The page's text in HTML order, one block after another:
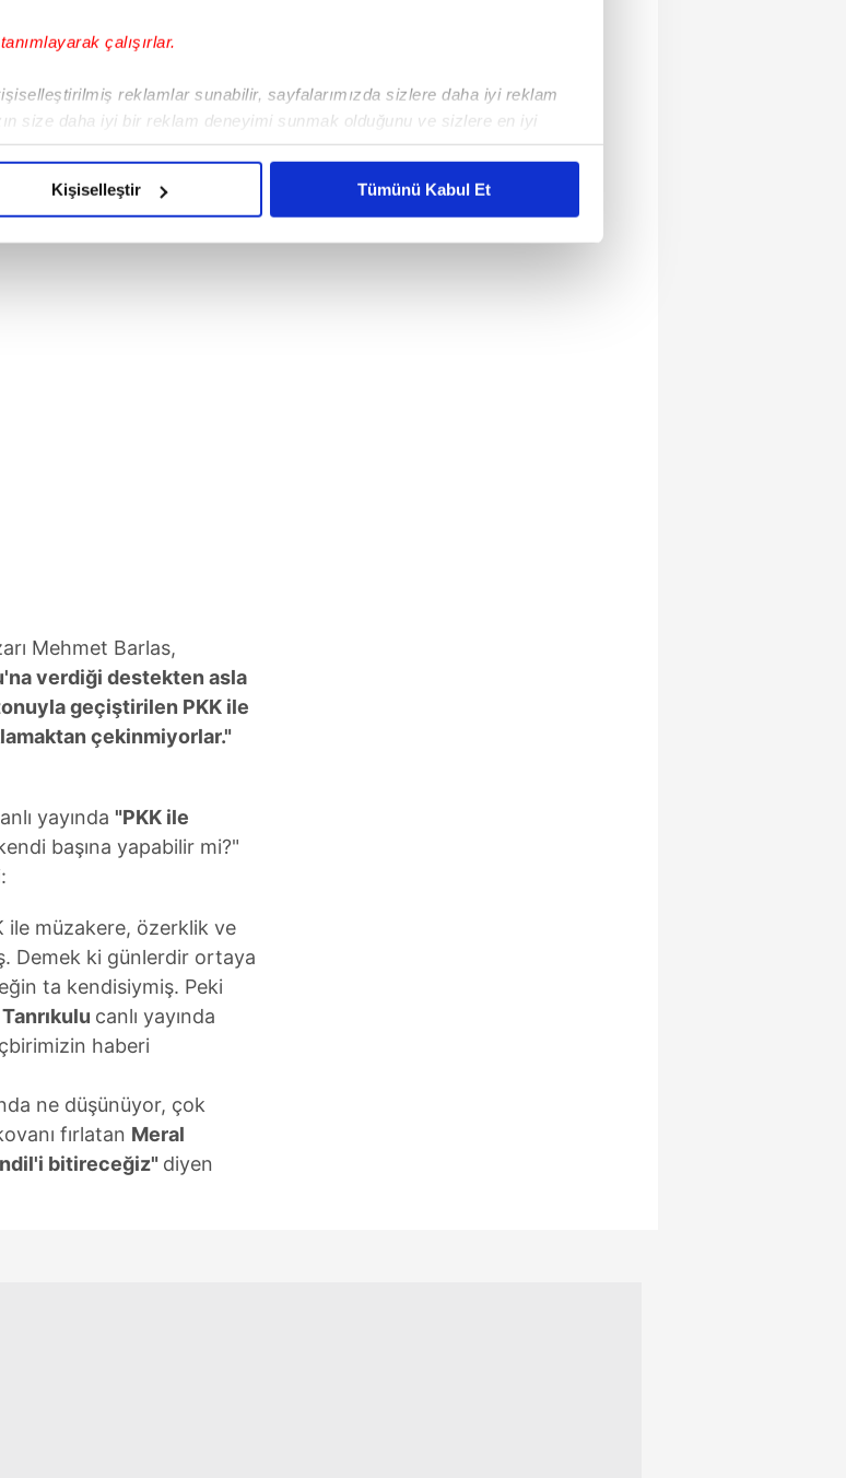
çalışırlar.
reklamlar sunabilir, sayfalarımızda sizlere daha iyi reklam
size daha iyi bir reklam deneyimi sunmak olduğunu ve sizlere en iyi
gösterdiğimizi ve bu noktada, reklamların maliyetlerimizi karşılamak
Kişiselleştir Tümünü Kabul Et
araçlarında ‘Kürdün kızı
Mehmet Barlas,
verdiği destekten asla
geçiştirilen PKK ile
çekinmiyorlar."
yayında "PKK ile
başına yapabilir mi?"
ile müzakere, özerklik ve
Demek ki günlerdir ortaya
ta kendisiymiş. Peki
canlı yayında
haberi
ne düşünüyor, çok
fırlatan Meral
bitireceğiz" diyen